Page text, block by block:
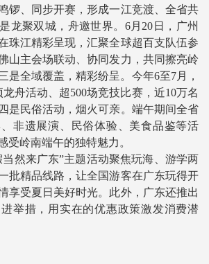
锣、同步开赛，形成一江竞渡、全省共
龙聚双城，舟邀世界。6月20日，广州
珠江精彩呈现，汇聚全球超百支队伍参
山主会场联动、协同发力，共同擦亮岭
是全域覆盖，精彩纷呈。今年6至7月，
舟活动、超500场竞技比赛，近10万名
是民俗活动，烟火可亲。端午期间全省
非遗展演、民俗体验、美食品鉴等活
受岭南端午的独特魅力。
来广东”主题活动聚焦玩海、游学两
批精品线路，让全国游客在广东玩得开
享受夏日美好时光。此外，广东还推出
举措，用实在的优惠政策激发消费潜